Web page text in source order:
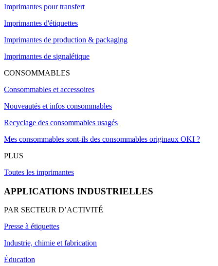
Imprimantes pour transfert
Imprimantes d'étiquettes
Imprimantes de production & packaging
Imprimantes de signalétique
CONSOMMABLES
Consommables et accessoires
Nouveautés et infos consommables
Recyclage des consommables usagés
Mes consommables sont-ils des consommables originaux OKI ?
PLUS
Toutes les imprimantes
APPLICATIONS INDUSTRIELLES
PAR SECTEUR D’ACTIVITÉ
Presse à étiquettes
Industrie, chimie et fabrication
Éducation